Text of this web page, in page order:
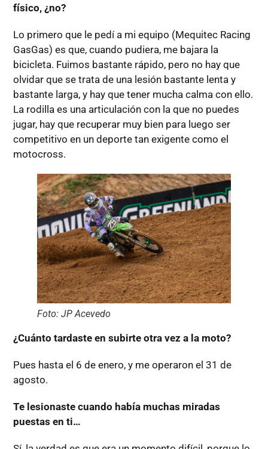
físico, ¿no?
Lo primero que le pedí a mi equipo (Mequitec Racing
GasGas) es que, cuando pudiera, me bajara la
bicicleta. Fuimos bastante rápido, pero no hay que
olvidar que se trata de una lesión bastante lenta y
bastante larga, y hay que tener mucha calma con ello.
La rodilla es una articulación con la que no puedes
jugar, hay que recuperar muy bien para luego ser
competitivo en un deporte tan exigente como el
motocross.
Foto: JP Acevedo
¿Cuánto tardaste en subirte otra vez a la moto?
Pues hasta el 6 de enero, y me operaron el 31 de
agosto.
Te lesionaste cuando había muchas miradas
puestas en ti…